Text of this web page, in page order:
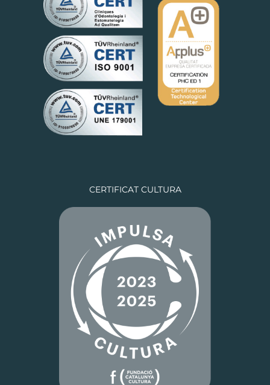
CERTIFICAT CULTURA